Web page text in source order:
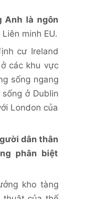
Anh là ngôn
minh EU.
cư Ireland
các khu vực
sống ngang
ở Dublin
London của
dân thân
phân biệt
kho tàng